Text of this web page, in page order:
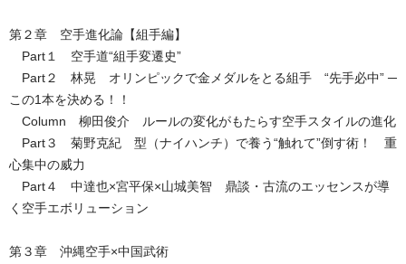
第２章 空手進化論【組手編】
Part１ 空手道“組手変遷史”
Part２ 林晃 オリンピックで金メダルをとる組手 “先手必中” ─
この1本を決める！！
Column 柳田俊介 ルールの変化がもたらす空手スタイルの進化
Part３ 菊野克紀 型（ナイハンチ）で養う“触れて”倒す術！ 重
心集中の威力
Part４ 中達也×宮平保×山城美智 鼎談・古流のエッセンスが導
く空手エボリューション
第３章 沖縄空手×中国武術